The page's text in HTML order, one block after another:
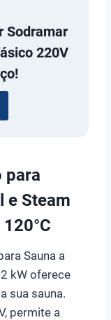
Sodramar
220V
para
e Steam
Sauna a
kW oferece
sua sauna.
permite a